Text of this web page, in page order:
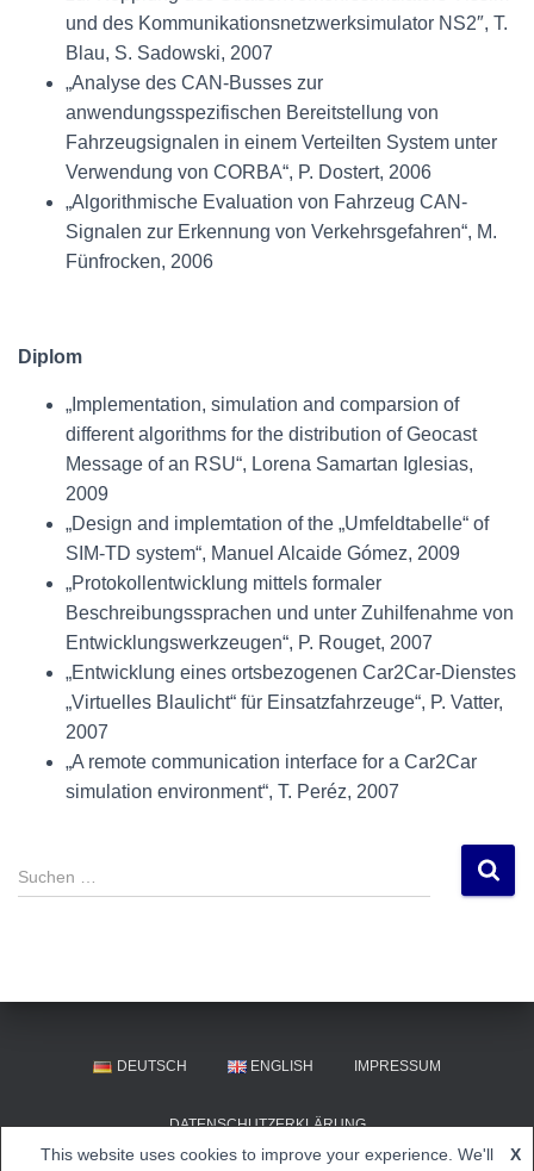
und des Kommunikationsnetzwerksimulator NS2″, T.
Blau, S. Sadowski, 2007
„Analyse des CAN-Busses zur
anwendungsspezifischen Bereitstellung von
Fahrzeugsignalen in einem Verteilten System unter
Verwendung von CORBA“, P. Dostert, 2006
„Algorithmische Evaluation von Fahrzeug CAN-
Signalen zur Erkennung von Verkehrsgefahren“, M.
Fünfrocken, 2006
Diplom
„Implementation, simulation and comparsion of
different algorithms for the distribution of Geocast
Message of an RSU“, Lorena Samartan Iglesias,
2009
„Design and implemtation of the „Umfeldtabelle“ of
SIM-TD system“, Manuel Alcaide Gómez, 2009
„Protokollentwicklung mittels formaler
Beschreibungssprachen und unter Zuhilfenahme von
Entwicklungswerkzeugen“, P. Rouget, 2007
„Entwicklung eines ortsbezogenen Car2Car-Dienstes
„Virtuelles Blaulicht“ für Einsatzfahrzeuge“, P. Vatter,
2007
„A remote communication interface for a Car2Car
simulation environment“, T. Peréz, 2007
S
u
n
:
DEUTSCH ENGLISH IMPRESSUM
DATENSCHUTZERKLÄRUNG
This website uses cookies to improve your experience. We'll X